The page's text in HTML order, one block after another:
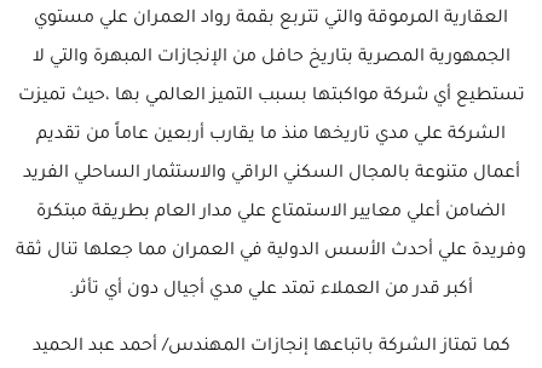
العقارية المرموقة والتي تتربع بقمة رواد العمران علي مستوي
الجمهورية المصرية بتاريخ حافل من الإنجازات المبهرة والتي لا
تستطيع أي شركة مواكبتها بسبب التميز العالمي بها ،حيث تميزت
الشركة علي مدي تاريخها منذ ما يقارب أربعين عاماً من تقديم
أعمال متنوعة بالمجال السكني الراقي والاستثمار الساحلي الفريد
الضامن أعلي معايير الاستمتاع علي مدار العام بطريقة مبتكرة
وفريدة علي أحدث الأسس الدولية في العمران مما جعلها تنال ثقة
أكبر قدر من العملاء تمتد علي مدي أجيال دون أي تأثر.
كما تمتاز الشركة باتباعها إنجازات المهندس/ أحمد عبد الحميد